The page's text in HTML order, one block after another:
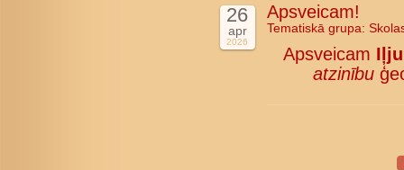
26
apr
2026
Apsveicam!
Tematiskā grupa:
Apsveicam
atzinību